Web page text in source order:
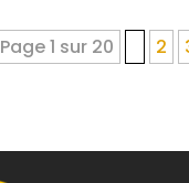
Page 1 sur 20 2